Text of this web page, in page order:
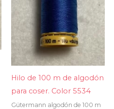
Hilo de 100 m de algodón
para coser. Color 5534
Gütermann algodón de 100 m